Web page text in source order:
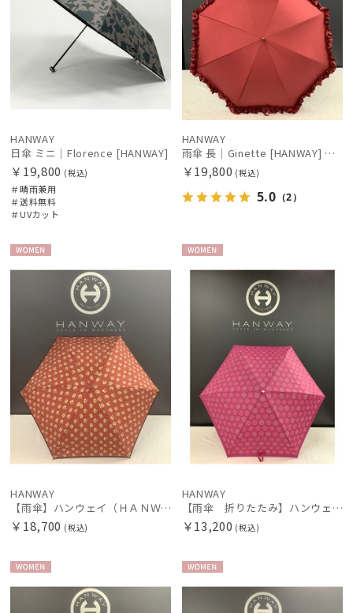
miel
ミエル
mila schon
OTHER BRAND
PAUL&JOE ACCESSOIRES
ポールアンドジョー アクセソワ
スウォッシュロンドン
傘機能
その他
カラー
価格・割引率
HANWAY
日傘 ミニ｜Florence [HANWAY]
￥19,800 (税込)
＃晴雨兼用
＃送料無料
＃UVカット
HANWAY
雨傘 長｜Ginette [HANWAY] @maruyumi様ご紹介アイテム
￥19,800 (税込)
5.0 （2）
HANWAY
【雨傘】ハンウェイ（ＨＡＮＷＡＹ）Dieffe Kinloch（ディエッフェ・キンロック）コラボ Squirrel ao（スクアール・エーオー）
￥18,700 (税込)
HANWAY
【雨傘 折りたたみ】ハンウェイ （HANWAY） Belini memory（ベリーニ・メモリー）日本製
￥13,200 (税込)